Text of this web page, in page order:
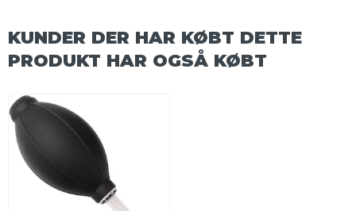
KUNDER DER HAR KØBT DETTE
PRODUKT HAR OGSÅ KØBT